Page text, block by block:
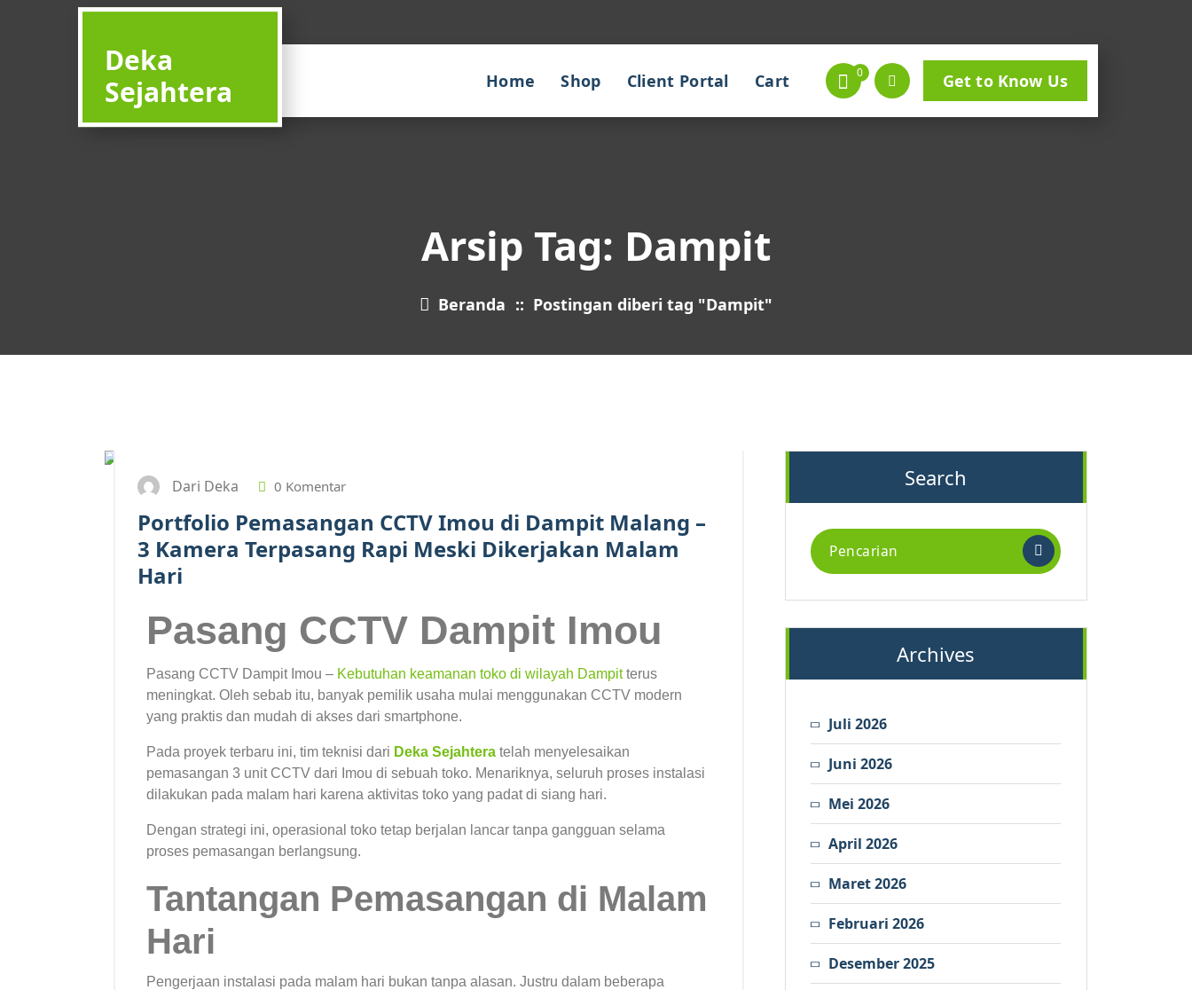
Deka
Sejahtera
Home Shop Client Portal Cart 0 Get to Know Us
Arsip Tag: Dampit
Beranda :: Postingan diberi tag "Dampit"
Dari Deka 0 Komentar
Portfolio Pemasangan CCTV Imou di Dampit Malang –
3 Kamera Terpasang Rapi Meski Dikerjakan Malam
Hari
Pasang CCTV Dampit Imou
Pasang CCTV Dampit Imou – Kebutuhan keamanan toko di wilayah Dampitterus
meningkat. Oleh sebab itu, banyak pemilik usaha mulai menggunakan CCTV modern
yang praktis dan mudah di akses dari smartphone.
Pada proyek terbaru ini, tim teknisi dari Deka Sejahtera telah menyelesaikan
pemasangan 3 unit CCTV dari Imou di sebuah toko. Menariknya, seluruh proses instalasi
dilakukan pada malam hari karena aktivitas toko yang padat di siang hari.
Dengan strategi ini, operasional toko tetap berjalan lancar tanpa gangguan selama
proses pemasangan berlangsung.
Tantangan Pemasangan di Malam
Hari
Pengerjaan instalasi pada malam hari bukan tanpa alasan. Justru dalam beberapa
Search
Archives
Juli 2026
Juni 2026
Mei 2026
April 2026
Maret 2026
Februari 2026
Desember 2025